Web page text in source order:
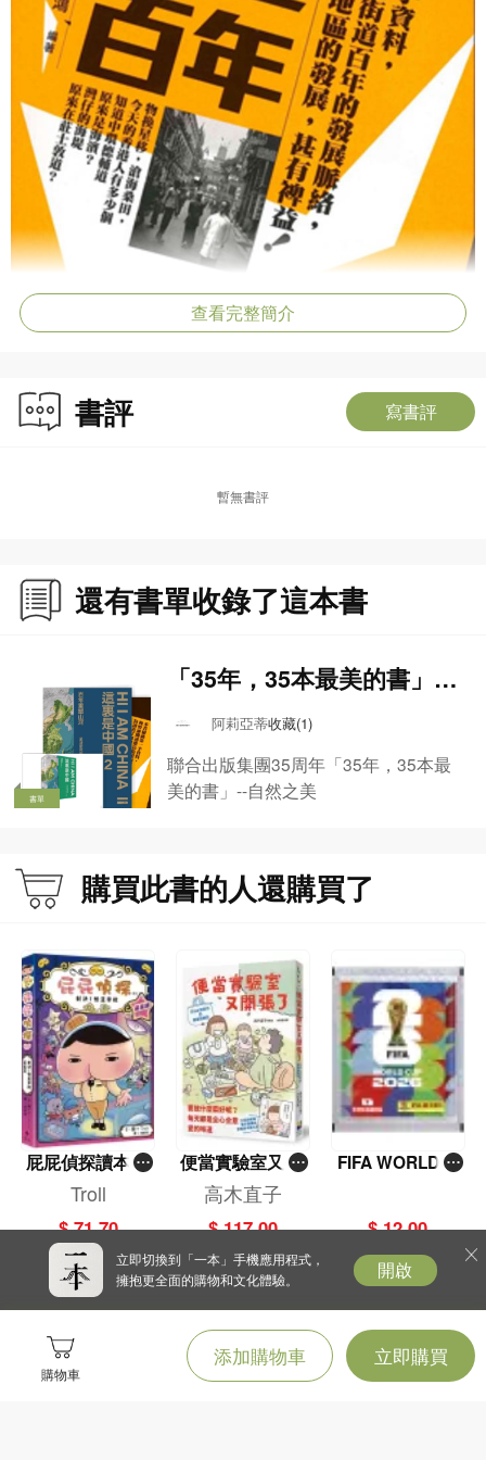
購物車
添加購物車 立即購買
查看完整簡介
書評 寫書評
暫無書評
還有書單收錄了這本書
書單
「35年，35本最美的書」--
自然之美
阿莉亞蒂收藏(1)
聯合出版集團35周年「35年，35本最
美的書」--自然之美
購買此書的人還購買了
屁屁偵探讀本(1
3)－－對決！怪
篇）
Troll
$ 71.70
便當實驗室又開
張了——日日和
特別日的菜單挑
戰記
高木直子
$ 117.00
FIFA WORLD C
包）
$ 12.00
立即切換到「一本」手機應用程式，
擁抱更全面的購物和文化體驗。
開啟